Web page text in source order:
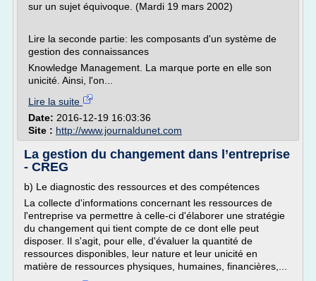
sur un sujet équivoque. (Mardi 19 mars 2002)
Lire la seconde partie: les composants d'un système de
gestion des connaissances
Knowledge Management. La marque porte en elle son
unicité. Ainsi, l'on...
Lire la suite
Date: 2016-12-19 16:03:36
Site : http://www.journaldunet.com
La gestion du changement dans l’entreprise
- CREG
b) Le diagnostic des ressources et des compétences
La collecte d'informations concernant les ressources de
l'entreprise va permettre à celle-ci d'élaborer une stratégie
du changement qui tient compte de ce dont elle peut
disposer. Il s'agit, pour elle, d'évaluer la quantité de
ressources disponibles, leur nature et leur unicité en
matière de ressources physiques, humaines, financières,...